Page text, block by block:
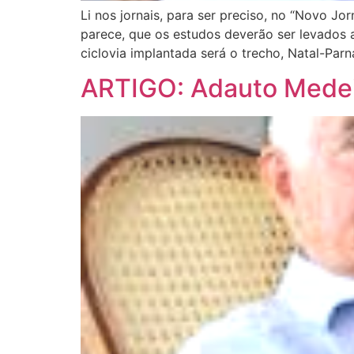
Li nos jornais, para ser preciso, no “Novo
parece, que os estudos deverão ser
ciclovia implantada será o trecho, Natal-
ARTIGO: Adauto